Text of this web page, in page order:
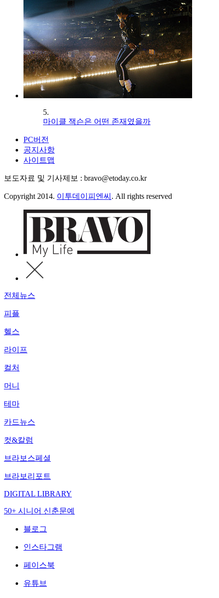
5.
마이클 잭슨은 어떤 존재였을까
PC버전
공지사항
사이트맵
보도자료 및 기사제보 : bravo@etoday.co.kr
Copyright 2014. 이투데이피엔씨 . All rights reserved
전체뉴스
피플
헬스
라이프
컬처
머니
테마
카드뉴스
컷&칼럼
브라보스페셜
브라보리포트
DIGITAL LIBRARY
50+ 시니어 신춘문예
블로그
인스타그램
페이스북
유튜브